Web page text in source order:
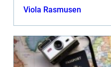
Viola Rasmusen